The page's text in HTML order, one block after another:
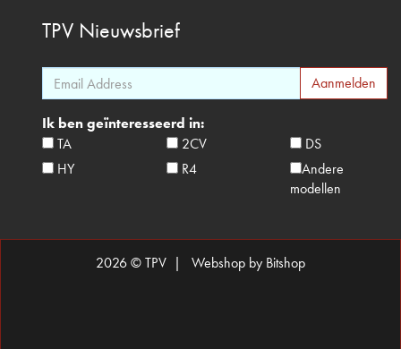
TPV Nieuwsbrief
Ik ben geïnteresseerd in:
TA
2CV
DS
HY
R4
Andere
modellen
2026 © TPV | Webshop by Bitshop